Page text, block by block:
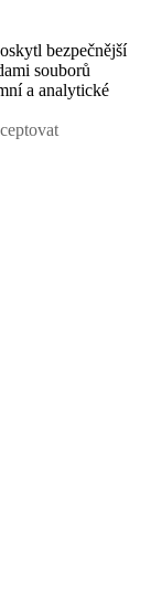
bezpečnější
souborů
a analytické